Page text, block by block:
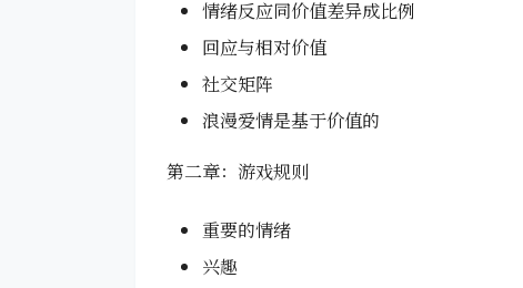
情绪反应同价值差异成比例
回应与相对价值
社交矩阵
浪漫爱情是基于价值的
第二章：游戏规则
重要的情绪
兴趣